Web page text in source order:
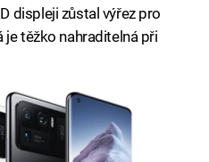
displeji zůstal výřez pro
těžko nahraditelná při